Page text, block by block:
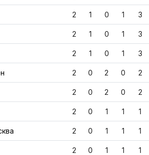
2 1 0 1 3
2 1 0 1 3
2 1 0 1 3
2 0 2 0 2
2 0 2 0 2
2 0 1 1 1
2 0 1 1 1
2 0 1 1 1